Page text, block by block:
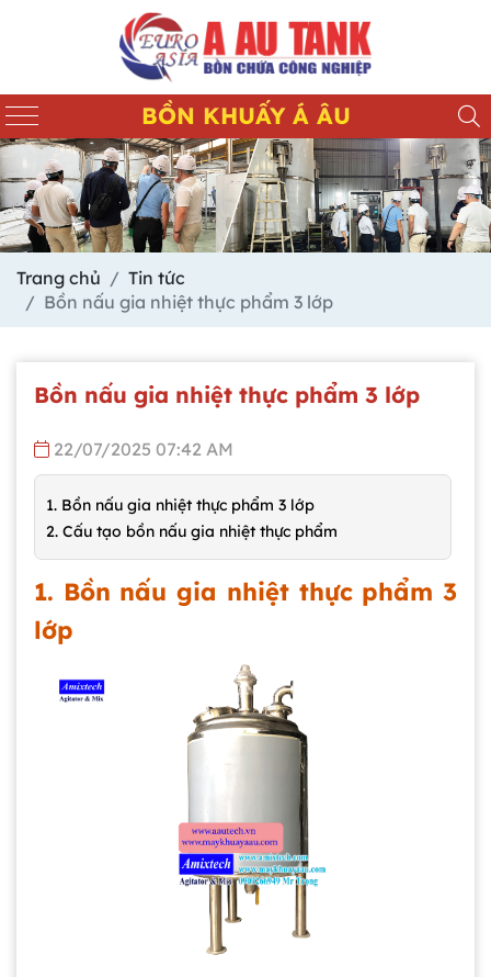
BỒN KHUẤY Á ÂU
Trang chủ
Tin tức
Bồn nấu gia nhiệt thực phẩm 3 lớp
Bồn nấu gia nhiệt thực phẩm 3 lớp
22/07/2025 07:42 AM
1. Bồn nấu gia nhiệt thực phẩm 3 lớp
2. Cấu tạo bồn nấu gia nhiệt thực phẩm
1. Bồn nấu gia nhiệt thực phẩm 3
lớp